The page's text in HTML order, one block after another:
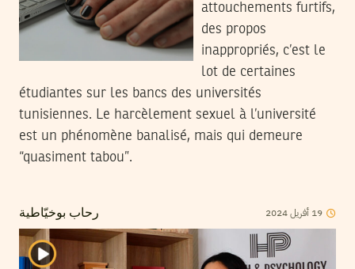
attouchements furtifs,
des propos
inappropriés, c’est le
lot de certaines
étudiantes sur les bancs des universités
tunisiennes. Le harcèlement sexuel à l’université
est un phénomène banalisé, mais qui demeure
“quasiment tabou”.
رحاب بوخيّاطية 19 أفريل2024